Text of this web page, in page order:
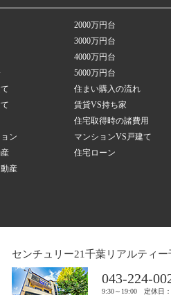
ン
産
2000万円台
3000万円台
4000万円台
5000万円台
住まい購入の流れ
賃貸VS持ち家
住宅取得時の諸費用
マンションVS戸建て
住宅ローン
センチュリー21千葉リアルティー
043-224-
9:30～19:00 定休日